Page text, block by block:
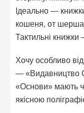
Ідеально —
кошеня, от
Тактильні книжки
Хочу особливо
— «Видавництво
«Основи» мають
якісною